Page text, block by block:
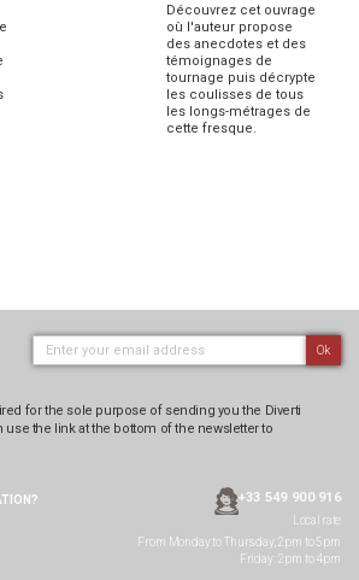
Découvrez cet ouvrage
où l'auteur propose
des anecdotes et des
témoignages de
tournage puis décrypte
les coulisses de tous
les longs-métrages de
cette fresque.
Ok
for the sole purpose of sending you the Diverti
use the link at the bottom of the newsletter to
+33 549 900 916
Local rate
From Monday to Thursday, 2pm to 5pm
Friday: 2pm to 4pm